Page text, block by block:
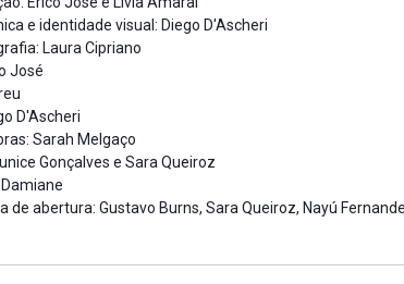
e identidade visual: Diego D'Ascheri
Laura Cipriano
José
D'Ascheri
Sarah Melgaço
Gonçalves e Sara Queiroz
de abertura: Gustavo Burns, Sara Queiroz, Nayú